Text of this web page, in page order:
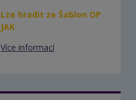
Lze hradit ze Šablon OP
JAK
Více informací